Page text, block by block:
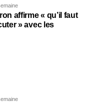
affirme « qu’il faut
» avec les